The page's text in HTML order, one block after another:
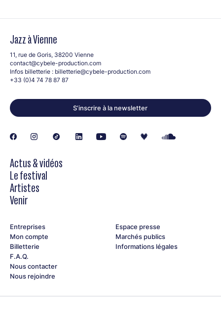
Jazz à Vienne
11, rue de Goris, 38200 Vienne
contact@cybele-production.com
Infos billetterie : billetterie@cybele-production.com
+33 (0)4 74 78 87 87
S’inscrire à la newsletter
Actus & vidéos
Le festival
Artistes
Venir
Entreprises
Mon compte
Billetterie
F.A.Q.
Nous contacter
Nous rejoindre
Espace presse
Marchés publics
Informations légales